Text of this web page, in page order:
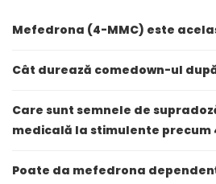
Mefedrona (4-MMC) este
Cât durează comedown-ul
Care sunt semnele de
medicală la stimulente precum
Poate da mefedrona